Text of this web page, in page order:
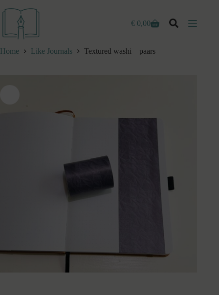
naar
inhoud
Winkelwagen
€ 0,00
Home Like Journals Textured washi – paars